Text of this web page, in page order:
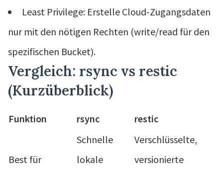
Least Privilege: Erstelle Cloud-Zugangsdaten
nur mit den nötigen Rechten (write/read für den
spezifischen Bucket).
Vergleich: rsync vs restic
(Kurzüberblick)
Funktion rsync restic
Best für
Schnelle
lokale
Verschlüsselte,
versionierte